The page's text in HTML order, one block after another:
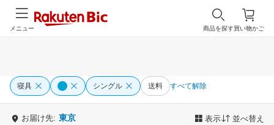
買い物かご
商品を探す
メニュー
寝具 シングル 送料 すべて解除
お届け先: 東京 表示 並べ替え